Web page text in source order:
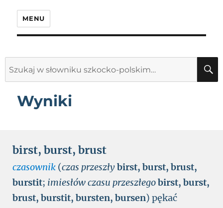
MENU
Wyniki
birst, burst, brust
czasownik (czas przeszłybirst, burst, brust,
burstit; imiesłów czasu przeszłegobirst, burst,
brust, burstit, bursten, bursen) pękać